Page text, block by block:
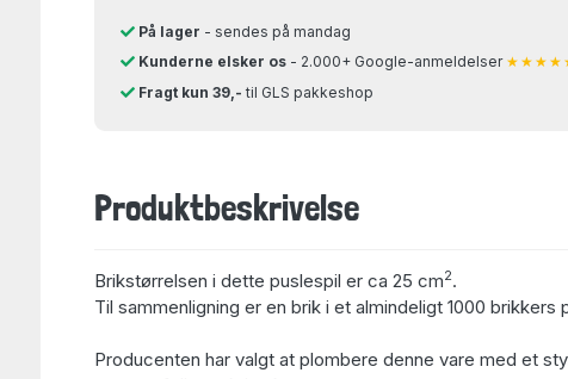
På lager - sendes på mandag
Kunderne elsker os - 2.000+ Google-anmeldelser
Fragt kun 39,- til GLS pakkeshop
Produktbeskrivelse
Brikstørrelsen i dette puslespil er ca 25 cm2.
Til sammenligning er en brik i et almindeligt 1000 brikkers
Producenten har valgt at plombere denne vare med et